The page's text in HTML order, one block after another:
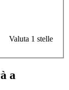
Valuta 1 stelle
a